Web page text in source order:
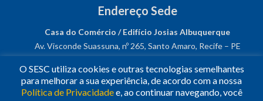
Endereço Sede
Casa do Comércio / Edifício Josias Albuquerque
Av. Visconde Suassuna, nº 265, Santo Amaro, Recife – PE
CNPJ: 03.482.931/0001-61
Siga-nos!
O SESC utiliza cookies e outras tecnologias semelhantes
para melhorar a sua experiência, de acordo com a nossa
Política de Privacidadee, ao continuar navegando, você